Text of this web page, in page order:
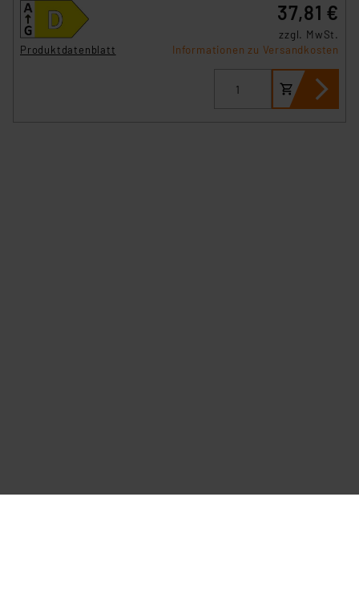
Produktdatenblatt
37,81 €
zzgl. MwSt.
Informationen zu Versandkosten